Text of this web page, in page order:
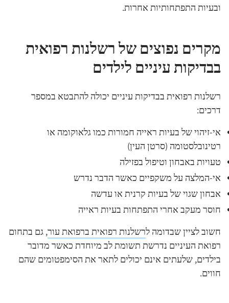
ובעיות התפתחותיות אחרות.
מקרים נפוצים של רשלנות רפואית
בבדיקות עיניים לילדים
רשלנות רפואית בבדיקות עיניים יכולה להתבטא במספר
דרכים:
אי-זיהוי של בעיות ראייה חמורות כמו גלאוקומה או
רטינובלסטומה (סרטן העין)
טעויות באבחון וטיפול בפזילה
אי-המלצה על משקפיים כאשר הדבר נדרש
אבחון שגוי של בעיות קרנית או עדשה
חוסר מעקב אחרי התפתחות בעיות ראייה
חשוב לציין שבדומה לרשלנות רפואית ברפואת עור, גם בתחום
רפואת העיניים נדרשת תשומת לב מיוחדת כאשר מדובר
בילדים, שלעתים אינם יכולים לתאר את הסימפטומים שהם
חווים.